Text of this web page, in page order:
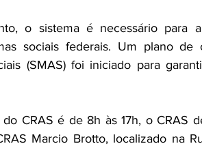
o sistema é necessário para
sociais federais. Um plano de
(SMAS) foi iniciado para
CRAS é de 8h às 17h, o CRAS
Marcio Brotto, localizado na